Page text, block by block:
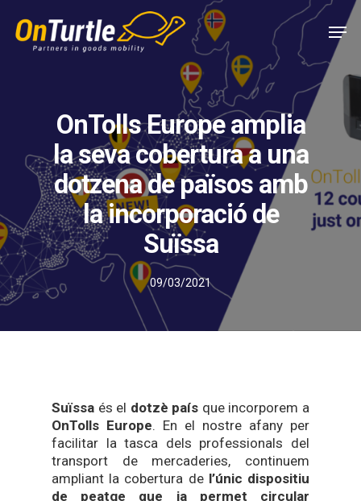
main
OnTolls Europe amplia
la seva cobertura a una
dotzena de països amb
la incorporació de
Suïssa
09/03/2021
Suïssa és el dotzè país que incorporem a
OnTolls Europe. En el nostre afany per
facilitar la tasca dels professionals del
transport de mercaderies, continuem
ampliant la cobertura de l’únic dispositiu
de peatge que ja permet circular